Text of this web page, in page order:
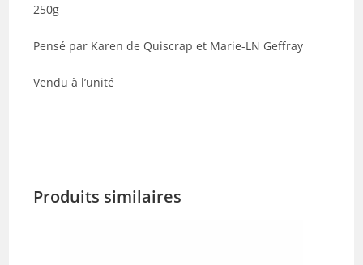
250g
Pensé par Karen de Quiscrap et Marie-LN Geffray
Vendu à l’unité
Produits similaires